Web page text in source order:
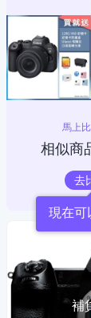
馬上
相似商
去
現在可
補